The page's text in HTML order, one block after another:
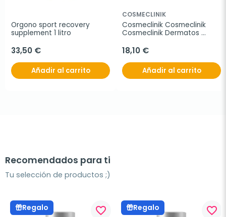
Orgono sport recovery
supplement 1 litro
33,50 €
Añadir al carrito
COSMECLINIK
Cosmeclinik Cosmeclinik
Cosmeclinik Dermatos
18,10 €
Añadir al carrito
Recomendados para ti
Tu selección de productos ;)
Regalo favorite_border Regalo favorite_border